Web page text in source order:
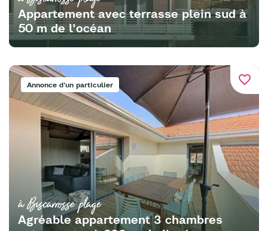
Appartement avec terrasse plein sud à
50 m de l'océan
favorite_border
Annonce d'un particulier
à Biscarrosse plage
Agréable appartement 3 chambres